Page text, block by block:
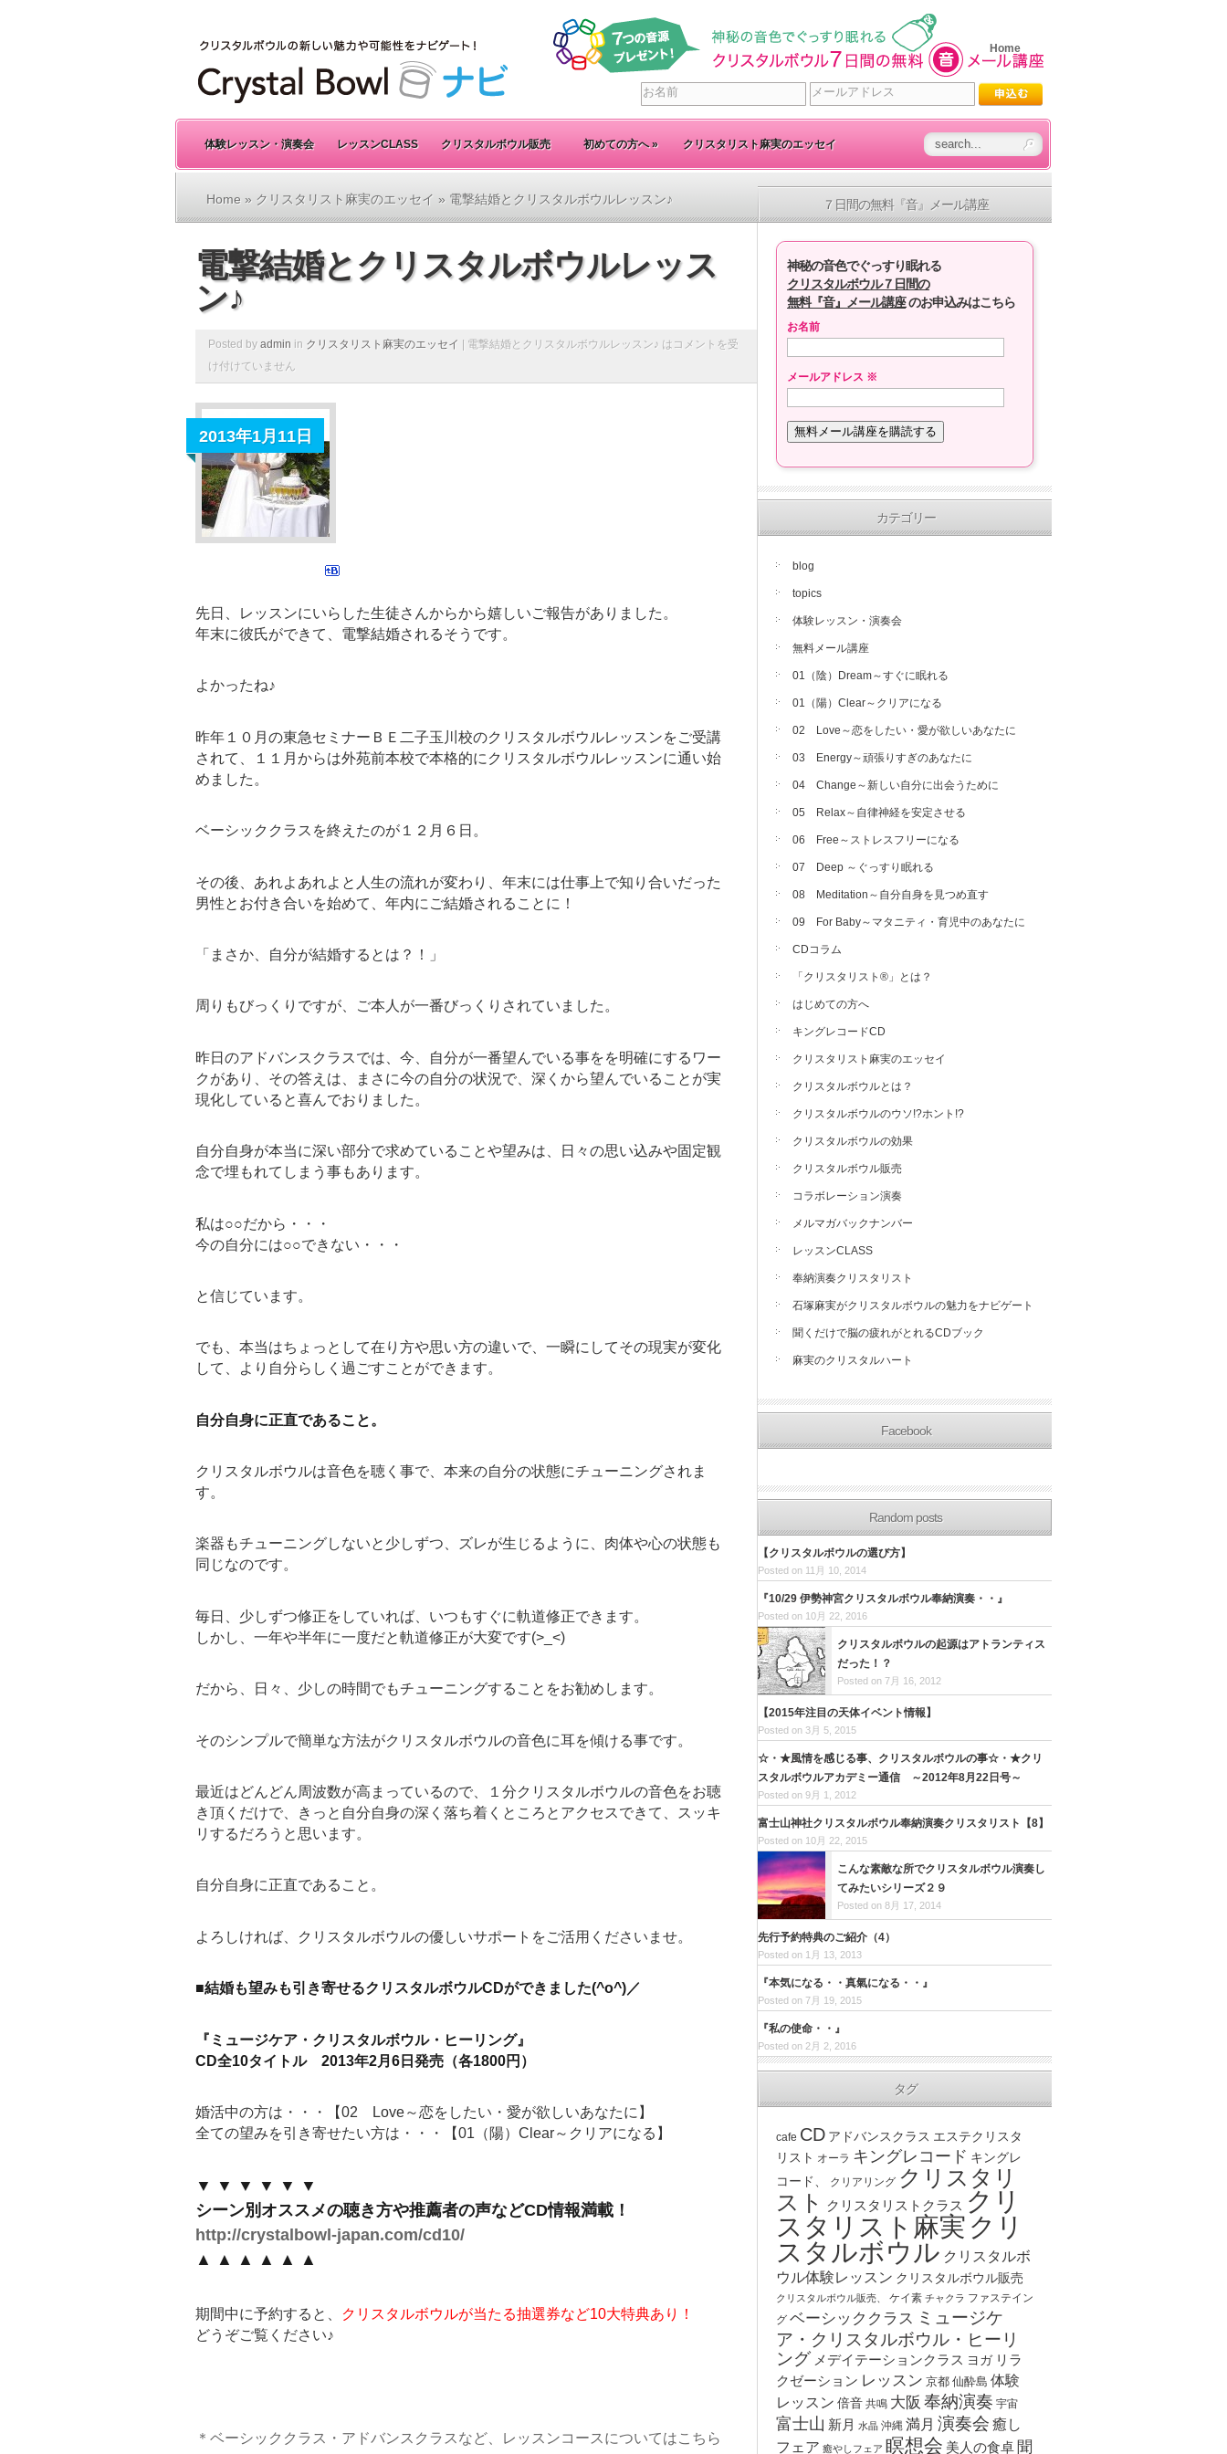
Home
体験レッスン・演奏会 レッスンCLASS クリスタルボウル販売 初めての方へ» クリスタリスト麻実のエッセイ
Home » クリスタリスト麻実のエッセイ » 電撃結婚とクリスタルボウルレッスン♪
電撃結婚とクリスタルボウルレッス
ン♪
Posted by admin in クリスタリスト麻実のエッセイ 電撃結婚とクリスタルボウルレッスン♪ は コメントを受
け付けていません
2013年1月11日
先日、レッスンにいらした生徒さんからから嬉しいご報告がありました。
年末に彼氏ができて、電撃結婚されるそうです。
よかったね♪
昨年１０月の東急セミナーＢＥ二子玉川校のクリスタルボウルレッスンをご受講
されて、１１月からは外苑前本校で本格的にクリスタルボウルレッスンに通い始
めました。
ベーシッククラスを終えたのが１２月６日。
その後、あれよあれよと人生の流れが変わり、年末には仕事上で知り合いだった
男性とお付き合いを始めて、年内にご結婚されることに！
「まさか、自分が結婚するとは？！」
周りもびっくりですが、ご本人が一番びっくりされていました。
昨日のアドバンスクラスでは、今、自分が一番望んでいる事をを明確にするワー
クがあり、その答えは、まさに今の自分の状況で、深くから望んでいることが実
現化していると喜んでおりました。
自分自身が本当に深い部分で求めていることや望みは、日々の思い込みや固定観
念で埋もれてしまう事もあります。
私は○○だから・・・
今の自分には○○できない・・・
と信じています。
でも、本当はちょっとして在り方や思い方の違いで、一瞬にしてその現実が変化
して、より自分らしく過ごすことができます。
自分自身に正直であること。
クリスタルボウルは音色を聴く事で、本来の自分の状態にチューニングされま
す。
楽器もチューニングしないと少しずつ、ズレが生じるように、肉体や心の状態も
同じなのです。
毎日、少しずつ修正をしていれば、いつもすぐに軌道修正できます。
しかし、一年や半年に一度だと軌道修正が大変です(>_<)
だから、日々、少しの時間でもチューニングすることをお勧めします。
そのシンプルで簡単な方法がクリスタルボウルの音色に耳を傾ける事です。
最近はどんどん周波数が高まっているので、１分クリスタルボウルの音色をお聴
き頂くだけで、きっと自分自身の深く落ち着くところとアクセスできて、スッキ
リするだろうと思います。
自分自身に正直であること。
よろしければ、クリスタルボウルの優しいサポートをご活用くださいませ。
■結婚も望みも引き寄せるクリスタルボウルCDができました(^o^)／
『ミュージケア・クリスタルボウル・ヒーリング』
CD全10タイトル 2013年2月6日発売（各1800円）
婚活中の方は・・・【02 Love～恋をしたい・愛が欲しいあなたに】
全ての望みを引き寄せたい方は・・・【01（陽）Clear～クリアになる】
▼ ▼ ▼ ▼ ▼ ▼
シーン別オススメの聴き方や推薦者の声などCD情報満載！
http://crystalbowl-japan.com/cd10/
▲ ▲ ▲ ▲ ▲ ▲
期間中に予約すると、
クリスタルボウルが当たる抽選券など10大特典あり！
どうぞご覧ください♪
＊ベーシッククラス・アドバンスクラスなど、レッスンコースについてはこちら
７日間の無料『音』メール講座
神秘の音色でぐっすり眠れる
クリスタルボウル７日間の
無料『音』メール講座のお申込みはこちら
お名前
メールアドレス ※
カテゴリー
blog
topics
体験レッスン・演奏会
無料メール講座
01（陰）Dream～すぐに眠れる
01（陽）Clear～クリアになる
02 Love～恋をしたい・愛が欲しいあなたに
03 Energy～頑張りすぎのあなたに
04 Change～新しい自分に出会うために
05 Relax～自律神経を安定させる
06 Free～ストレスフリーになる
07 Deep ～ぐっすり眠れる
08 Meditation～自分自身を見つめ直す
09 For Baby～マタニティ・育児中のあなたに
CDコラム
「クリスタリスト®」とは？
はじめての方へ
キングレコードCD
クリスタリスト麻実のエッセイ
クリスタルボウルとは？
クリスタルボウルのウソ!?ホント!?
クリスタルボウルの効果
クリスタルボウル販売
コラボレーション演奏
メルマガバックナンバー
レッスンCLASS
奉納演奏クリスタリスト
石塚麻実がクリスタルボウルの魅力をナビゲート
聞くだけで脳の疲れがとれるCDブック
麻実のクリスタルハート
Facebook
Random posts
【クリスタルボウルの選び方】
Posted on 11月 10, 2014
『10/29 伊勢神宮クリスタルボウル奉納演奏・・』
Posted on 10月 22, 2016
クリスタルボウルの起源はアトランティス
だった！？
Posted on 7月 16, 2012
【2015年注目の天体イベント情報】
Posted on 3月 5, 2015
☆・★風情を感じる事、クリスタルボウルの事☆・★クリ
スタルボウルアカデミー通信 ～2012年8月22日号～
Posted on 9月 1, 2012
富士山神社クリスタルボウル奉納演奏クリスタリスト【8】
Posted on 10月 22, 2015
こんな素敵な所でクリスタルボウル演奏し
てみたいシリーズ２９
Posted on 8月 17, 2014
先行予約特典のご紹介（4）
Posted on 1月 13, 2013
『本気になる・・真氣になる・・』
Posted on 7月 19, 2015
『私の使命・・』
Posted on 2月 2, 2016
タグ
cafe CD アドバンスクラス エステクリスタ
リスト オーラ キングレコード キングレ
コード、
クリアリング クリスタリ
スト
クリスタリストクラス クリ
スタリスト麻実 クリ
スタルボウル クリスタルボ
ウル体験レッスン クリスタルボウル販売
クリスタルボウル販売、 ケイ素 チャクラ ファステイン
グ ベーシッククラス ミュージケ
ア・クリスタルボウル・ヒーリ
ング メデイテーションクラス ヨガ リラ
クゼーション レッスン 京都 仙酔島 体験
レッスン 倍音 共鳴 大阪 奉納演奏 宇宙
富士山 新月 水晶 沖縄 満月 演奏会 癒し
フェア 癒やしフェア 瞑想会 美人の食卓 聞